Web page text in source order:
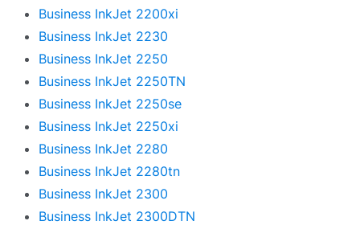
Business InkJet 2200xi
Business InkJet 2230
Business InkJet 2250
Business InkJet 2250TN
Business InkJet 2250se
Business InkJet 2250xi
Business InkJet 2280
Business InkJet 2280tn
Business InkJet 2300
Business InkJet 2300DTN